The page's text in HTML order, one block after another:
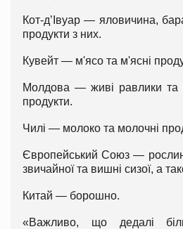
Кот-д’Івуар — яловичина,
продукти з них.
Кувейт — м'ясо та м'ясні
Молдова — живі равлики та
продукти.
Чилі — молоко та молочні
Європейський Союз —
звичайної та вишні сизої, а
Китай — борошно.
«Важливо, що дедалі